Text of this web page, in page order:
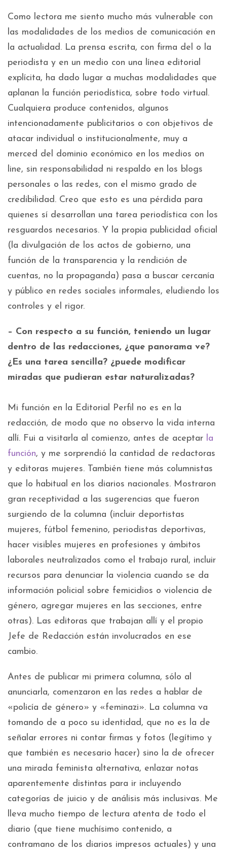
Como lectora me siento mucho más vulnerable con
las modalidades de los medios de comunicación en
la actualidad. La prensa escrita, con firma del o la
periodista y en un medio con una línea editorial
explícita, ha dado lugar a muchas modalidades que
aplanan la función periodística, sobre todo virtual.
Cualquiera produce contenidos, algunos
intencionadamente publicitarios o con objetivos de
atacar individual o institucionalmente, muy a
merced del dominio económico en los medios on
line, sin responsabilidad ni respaldo en los blogs
personales o las redes, con el mismo grado de
credibilidad. Creo que esto es una pérdida para
quienes sí desarrollan una tarea periodística con los
resguardos necesarios. Y la propia publicidad oficial
(la divulgación de los actos de gobierno, una
función de la transparencia y la rendición de
cuentas, no la propaganda) pasa a buscar cercanía
y público en redes sociales informales, eludiendo los
controles y el rigor.
– Con respecto a su función, teniendo un lugar
dentro de las redacciones, ¿que panorama ve?
¿Es una tarea sencilla? ¿puede modificar
miradas que pudieran estar naturalizadas?
Mi función en la Editorial Perfil no es en la
redacción, de modo que no observo la vida interna
allí. Fui a visitarla al comienzo, antes de aceptar la
función, y me sorprendió la cantidad de redactoras
y editoras mujeres. También tiene más columnistas
que lo habitual en los diarios nacionales. Mostraron
gran receptividad a las sugerencias que fueron
surgiendo de la columna (incluir deportistas
mujeres, fútbol femenino, periodistas deportivas,
hacer visibles mujeres en profesiones y ámbitos
laborales neutralizados como el trabajo rural, incluir
recursos para denunciar la violencia cuando se da
información policial sobre femicidios o violencia de
género, agregar mujeres en las secciones, entre
otras). Las editoras que trabajan allí y el propio
Jefe de Redacción están involucrados en ese
cambio.
Antes de publicar mi primera columna, sólo al
anunciarla, comenzaron en las redes a hablar de
«policía de género» y «feminazi». La columna va
tomando de a poco su identidad, que no es la de
señalar errores ni contar firmas y fotos (legítimo y
que también es necesario hacer) sino la de ofrecer
una mirada feminista alternativa, enlazar notas
aparentemente distintas para ir incluyendo
categorías de juicio y de análisis más inclusivas. Me
lleva mucho tiempo de lectura atenta de todo el
diario (que tiene muchísimo contenido, a
contramano de los diarios impresos actuales) y una